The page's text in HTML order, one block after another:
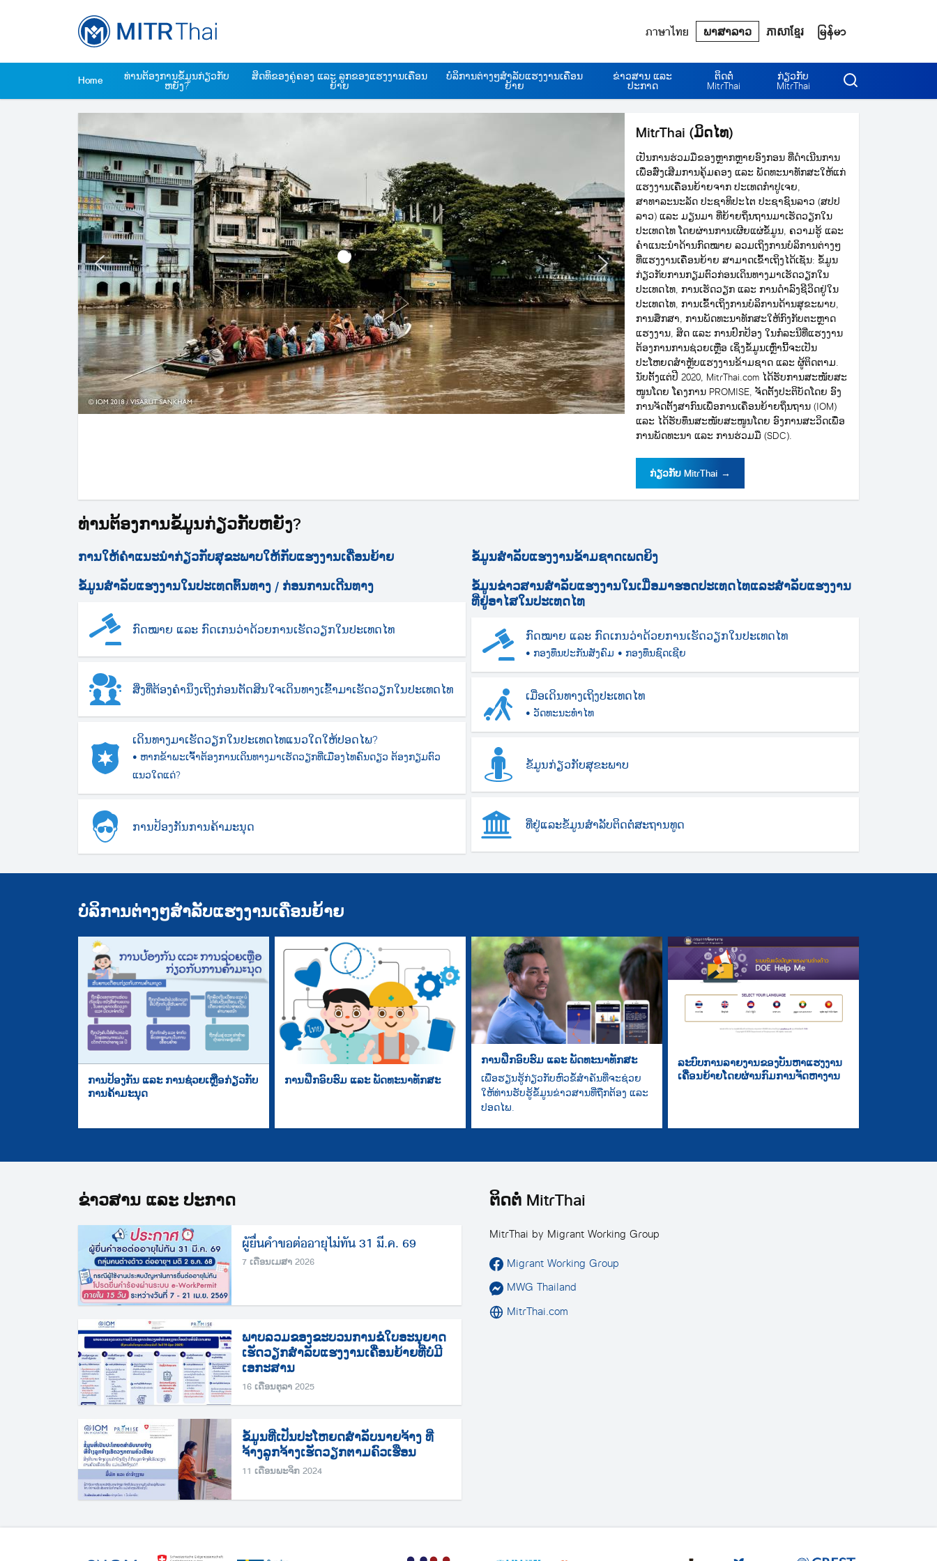
ภาษาไทย ພາສາລາວ ភាសាខ្មែរ မြန်မာ
Home ທ່ານຕ້ອງການຂໍ້ມູນກ່ຽວກັບ
ຫຍັງ?
ສິດທິຂອງຄູ່ຄອງ ແລະ ລູກຂອງແຮງງານເຄື່ອນ
ຍ້າຍ
ບໍລິການຕ່າງໆສຳລັບແຮງງານເຄື່ອນ
ຍ້າຍ
ຂ່າວສານ ແລະ
ປະກາດ
ຕິດຕໍ່
MitrThai
ກ່ຽວກັບ
MitrThai
MitrThai (ມິດໄທ)
ເປັນການຮ່ວມມືຂອງຫຼາກຫຼາຍອົງກອນ ທີ່ດຳເນີນການ
ເພື່ອສົ່ງເສີມການຄຸ້ມຄອງ ແລະ ພັດທະນາທັກສະໃຫ້ແກ່
ແຮງງານເຄື່ອນຍ້າຍຈາກ ປະເທດກຳປູເຈຍ,
ສາທາລະນະລັດ ປະຊາທິປະໄຕ ປະຊາຊົນລາວ (ສປປ
ລາວ) ແລະ ມຽນມາ ທີ່ຍ້າຍຖິ່ນຖານມາເຮັດວຽກໃນ
ປະເທດໄທ ໂດຍຜ່ານການເຜີຍແຜ່ຂໍ້ມູນ, ຄວາມຮູ້ ແລະ
ຄຳແນະນຳດ້ານກົດໝາຍ ລວມເຖິງການບໍລິການຕ່າງໆ
ທີ່ແຮງງານເຄື່ອນຍ້າຍ ສາມາດເຂົ້າເຖິງໄດ້ເຊັ່ນ: ຂໍ້ມູນ
ກ່ຽວກັບການກຽມຕົວກ່ອນເດິນທາງມາເຮັດວຽກໃນ
ປະເທດໄທ, ການເຮັດວຽກ ແລະ ການດຳລົງຊີວິດຢູ່ໃນ
ປະເທດໄທ, ການເຂົ້າເຖິງການບໍລິການດ້ານສຸຂະພາບ,
ການສຶກສາ, ການພັດທະນາທັກສະໃຫ້ກົງກັບຕະຫຼາດ
ແຮງງານ, ສິດ ແລະ ການປົກປ້ອງ ໃນກໍລະນີທີ່ແຮງງານ
ຕ້ອງການການຊ່ວຍເຫຼືອ ເຊິ່ງຂໍ້ມູນເຫຼົ່ານີ້ຈະເປັນ
ປະໂຫຍດສຳຫຼັບແຮງງານຂ້າມຊາດ ແລະ ຜູ້ຕິດຕາມ.
ນັບ​ຕັ້ງ​ແຕ່​ປີ 2020, MitrThai.com ໄດ້​ຮັບ​ການ​ສະ​ໜັບ​ສະ​
ໜູນ​ໂດຍ ໂຄງ​ການ PROMISE, ຈັດ​ຕັ້ງ​ປະ​ຕິ​ບັດ​ໂດຍ ອົງ​
ການ​ຈັດ​ຕັ້ງ​ສາ​ກົນ​ເພື່ອ​ການ​ເຄື່ອນ​ຍ້າຍ​ຖິ່ນ​ຖານ (IOM)
ແລະ ​ໄດ້​ຮັບ​ທຶນ​ສະ​ໜັບ​ສະ​ໜູນໂດຍ ອົງ​ການ​ສະ​ວິດ​ເພື່ອ​
ການ​ພັດ​ທະ​ນາ ແລະ ການ​ຮ່ວມ​ມື (SDC).
ກ່ຽວກັບ MitrThai →
ທ່ານຕ້ອງການຂໍ້ມູນກ່ຽວກັບຫຍັງ?
ການໃຫ້ຄຳແນະນຳກ່ຽວກັບສຸຂະພາບໃຫ້ກັບແຮງງານເຄື່ອນຍ້າຍ
ຂໍ້ມູນສຳລັບແຮງງານຂ້າມຊາດເພດຍິງ
ຂໍ້ມູນສຳລັບແຮງງານໃນປະເທດຕົ້ນທາງ / ກ່ອນການເດີນທາງ
ກົດໝາຍ ແລະ ກົດເກນວ່າດ້ວຍການເຮັດວຽກໃນປະເທດໄທ
ສິ່ງທີ່ຕ້ອງຄຳນຶງເຖິງກ່ອນຕັດສິນໃຈເດິນທາງເຂົ້າມາເຮັດວຽກໃນປະເທດໄທ
ເດິນທາງມາເຮັດວຽກໃນປະເທດໄທແນວໃດໃຫ້ປອດໄພ?
• ຫາກຂ້າພະເຈົ້າຕ້ອງການເດິນທາງມາເຮັດວຽກທີ່ເມືອງໄທຄົນດຽວ ຕ້ອງກຽມຕົວ
ແນວໃດແດ່?
ການປ້ອງກັນການຄ້າມະນຸດ
ຂໍ້ມູນຂ່າວສານສຳລັບແຮງງານໃນເມື່ອມາຮອດປະເທດໄທແລະສຳລັບແຮງງານ
ທີ່ຢູ່ອາໄສໃນປະເທດໄທ
ກົດໝາຍ ແລະ ກົດເກນວ່າດ້ວຍການເຮັດວຽກໃນປະເທດໄທ
• ກອງທຶນປະກັນສັງຄົມ • ກອງທຶນຊົດເຊີຍ
ເມື່ອເດິນທາງເຖິງປະເທດໄທ
• ວັດທະນະທຳໄທ
ຂໍ້ມູນກ່ຽວກັບສຸຂະພາບ
ທີ່ຢູ່ແລະຂໍ້ມູນສຳລັບຕິດຕໍ່ສະຖານທູດ
ບໍລິການຕ່າງໆສຳລັບແຮງງານເຄື່ອນຍ້າຍ
ການປ້ອງກັນ ແລະ ການຊ່ວຍເຫຼືອກ່ຽວກັບ
ການຄ້າມະນຸດ
ການຝືກອົບຮົມ ແລະ ພັດທະນາທັກສະ
ການຝືກອົບຮົມ ແລະ ພັດທະນາທັກສະ
ເພື່ອຮຽນຮູ້ກ່ຽວກັບຫົວຂໍ້ສຳຄັນທີ່ຈະຊ່ວຍ
ໃຫ້ທ່ານຮັບຮູ້ຂໍ້ມູນຂ່າວສານທີ່ຖືກຕ້ອງ ແລະ
ປອດໄພ.
ລະບົບການລາຍງານຂອງບັນຫາແຮງງານ
ເຄື່ອນຍ້າຍໂດຍຜ່ານກົມການຈັດຫາງານ
ຂ່າວສານ ແລະ ປະກາດ
ผู้ยื่นคำขอต่ออายุไม่ทัน 31 มี.ค. 69
7 ເດືອນເມສາ 2026
ພາບລວມຂອງຂະບວນການຂໍໃບອະນຸຍາດ
ເຮັດວຽກສຳລັບແຮງງານເຄື່ອນຍ້າຍທີ່ບໍ່ມີ
ເອກະສານ
16 ເດືອນຕຸລາ 2025
ຂໍ້ມູນທີ່ເປັນປະໂຫຍດສໍາລັບນາຍຈ້າງ ທີ່
ຈ້າງລູກຈ້າງເຮັດວຽກຕາມຄົວເຮືອນ
11 ເດືອນພະຈິກ 2024
ຕິດຕໍ່ MitrThai
MitrThai by Migrant Working Group
Migrant Working Group
MWG Thailand
MitrThai.com